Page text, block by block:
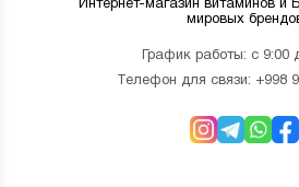
Интернет-магазин витаминов и
мировых
График работы: с 9:00
Телефон для связи: +998